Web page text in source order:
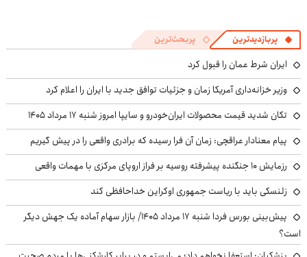
پربازدیدترین پربحث‌ترین
ایران شرط عمان را قبول کرد
وزیر خزانه‌داری آمریکا زمان و جزئیات توافق جدید با ایران را اعلام کرد
تکان شدید قیمت محصولات ایران‌خودرو و سایپا امروز شنبه ۱۷ مرداد ۱۴۰۵
پیام معنادار عراقچی: زمان آن فرا رسیده که برادری واقعی را در پیش گیریم
رزمایش ۱۰ جنگنده پیشرفته روسیه بر فراز اروپای مرکزی با مهمات واقعی
زلنسکی باید با ریاست جمهوری اوکراین خداحافظی کند
پیش‌بینی بورس فردا شنبه ۱۷ مرداد ۱۴۰۵/ بازار سهام آماده یک جهش دیگر
است؟